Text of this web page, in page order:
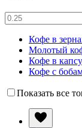
Кофе в
Молотый
Кофе в
Кофе с
Показать все